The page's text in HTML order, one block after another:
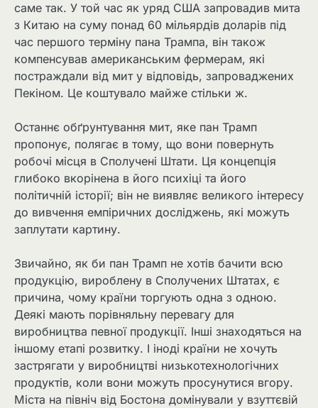
саме так. У той час як уряд США запровадив мита
з Китаю на суму понад 60 мільярдів доларів під
час першого терміну пана Трампа, він також
компенсував американським фермерам, які
постраждали від мит ​​у відповідь, запроваджених
Пекіном. Це коштувало майже стільки ж.
Останнє обґрунтування мит, яке пан Трамп
пропонує, полягає в тому, що вони повернуть
робочі місця в Сполучені Штати. Ця концепція
глибоко вкорінена в його психіці та його
політичній історії; він не виявляє великого інтересу
до вивчення емпіричних досліджень, які можуть
заплутати картину.
Звичайно, як би пан Трамп не хотів бачити всю
продукцію, вироблену в Сполучених Штатах, є
причина, чому країни торгують одна з одною.
Деякі мають порівняльну перевагу для
виробництва певної продукції. Інші знаходяться на
іншому етапі розвитку. І іноді країни не хочуть
застрягати у виробництві низькотехнологічних
продуктів, коли вони можуть просунутися вгору.
Міста на північ від Бостона домінували у взуттєвій